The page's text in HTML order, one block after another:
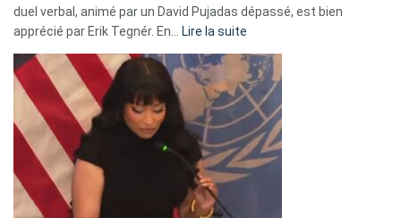
»
duel verbal, animé par un David Pujadas dépassé, est bien
apprécié par Erik Tegnér. En…
Lire la suite
Tegnér
exulte
« Zemmour
a
tout